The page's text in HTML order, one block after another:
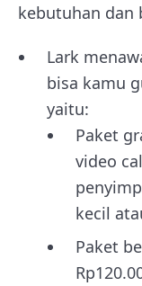
kebutuhan dan
Lark
bisa kamu
yaitu:
Paket
video
kecil
Paket